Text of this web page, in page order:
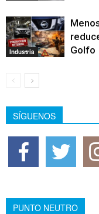
Industria
Golfo
SÍGUENOS
PUNTO NEUTRO